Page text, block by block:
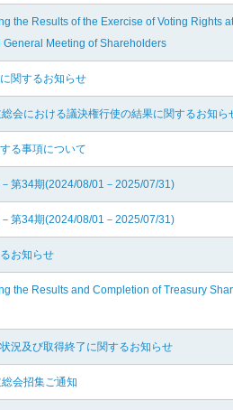
the Results of the Exercise of Voting Rights at
General Meeting of Shareholders
関するお知らせ
会における議決権行使の結果に関するお知ら
る事項について
第34期(2024/08/01－2025/07/31)
第34期(2024/08/01－2025/07/31)
お知らせ
the Results and Completion of Treasury
況及び取得終了に関するお知らせ
会招集ご通知